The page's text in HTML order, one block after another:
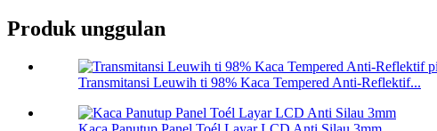
Produk unggulan
Transmitansi Leuwih ti 98% Kaca Tempered Anti-Reflektif...